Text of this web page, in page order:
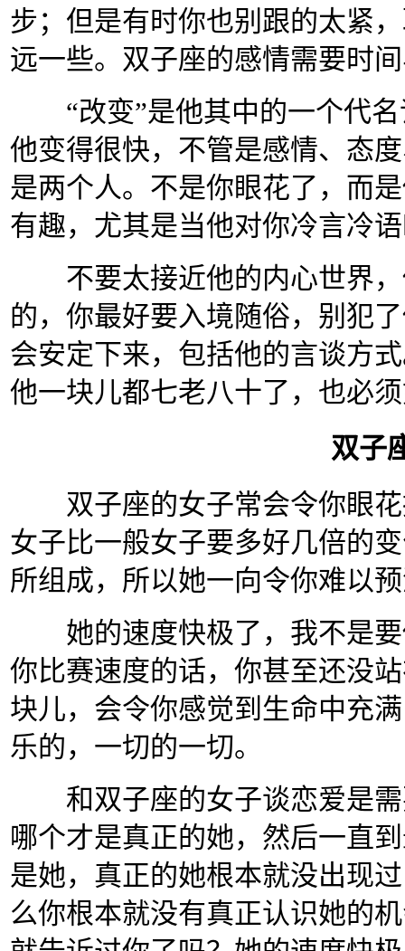
步；但是有时你也别跟的太紧
远一些。双子座的感情需要时
“改变”是他其中的一个代
他变得很快，不管是感情、态
是两个人。不是你眼花了，而
有趣，尤其是当他对你冷言冷
不要太接近他的内心世界，
的，你最好要入境随俗，别犯
会安定下来，包括他的言谈方
他一块儿都七老八十了，也必
双子
双子座的女子常会令你眼花
女子比一般女子要多好几倍的
所组成，所以她一向令你难以
她的速度快极了，我不是要
你比赛速度的话，你甚至还没
块儿，会令你感觉到生命中充
乐的，一切的一切。
和双子座的女子谈恋爱是需
哪个才是真正的她，然后一直
是她，真正的她根本就没出现
么你根本就没有真正认识她的